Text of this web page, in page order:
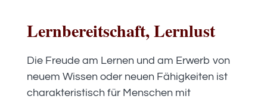
Lernbereitschaft, Lernlust
Die Freude am Lernen und am Erwerb von
neuem Wissen oder neuen Fähigkeiten ist
charakteristisch für Menschen mit